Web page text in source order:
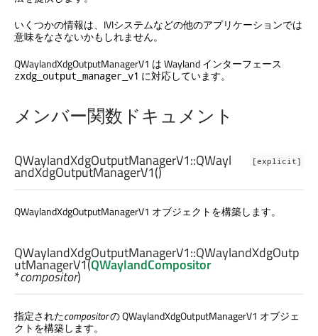
いくつかの情報は、IVIシステムなどの他のアプリケーションでは
意味をなさないかもしれません。
QWaylandXdgOutputManagerV1 は Wayland インターフェース
zxdg_output_manager_v1 に対応しています。
メンバー関数ドキュメント
[explicit]
QWaylandXdgOutputManagerV1::QWayl
andXdgOutputManagerV1()
QWaylandXdgOutputManagerV1 オブジェクトを構築します。
QWaylandXdgOutputManagerV1::QWaylandXdgOutp
utManagerV1(QWaylandCompositor
*compositor)
指定されたcompositorの QWaylandXdgOutputManagerV1 オブジェ
クトを構築します。